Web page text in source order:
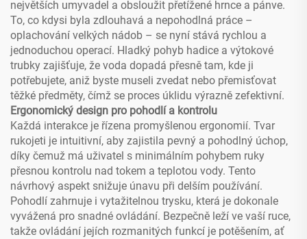
největších umyvadel a obsloužit přetížené hrnce a pánve.
To, co kdysi byla zdlouhavá a nepohodlná práce –
oplachování velkých nádob – se nyní stává rychlou a
jednoduchou operací. Hladký pohyb hadice a výtokové
trubky zajišťuje, že voda dopadá přesně tam, kde ji
potřebujete, aniž byste museli zvedat nebo přemisťovat
těžké předměty, čímž se proces úklidu výrazně zefektivní.
Ergonomický design pro pohodlí a kontrolu
Každá interakce je řízena promyšlenou ergonomií. Tvar
rukojeti je intuitivní, aby zajistila pevný a pohodlný úchop,
díky čemuž má uživatel s minimálním pohybem ruky
přesnou kontrolu nad tokem a teplotou vody. Tento
návrhový aspekt snižuje únavu při delším používání.
Pohodlí zahrnuje i vytažitelnou trysku, která je dokonale
vyvážená pro snadné ovládání. Bezpečně leží ve vaší ruce,
takže ovládání jejích rozmanitých funkcí je potěšením, ať